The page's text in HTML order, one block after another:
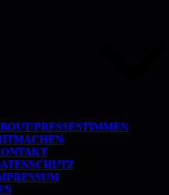
PRESSESTIMMEN